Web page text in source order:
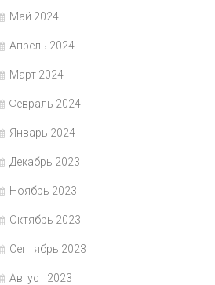
Май 2024
Апрель 2024
Март 2024
Февраль 2024
Январь 2024
Декабрь 2023
Ноябрь 2023
Октябрь 2023
Сентябрь 2023
Август 2023